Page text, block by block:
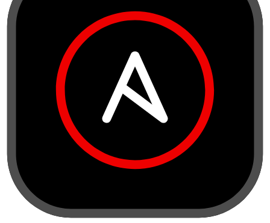
Red Hat Ansible Automation Platform
エンタープライズ全体で自動化を実装できます。
新バージョン
注目のコースと認定